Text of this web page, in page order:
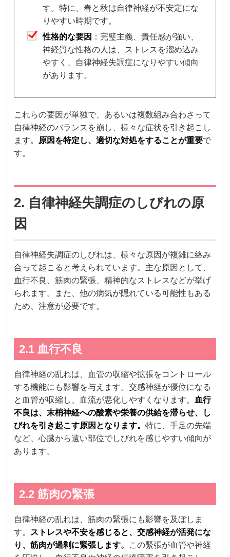
す。特に、春と秋は自律神経が不安定にな
りやすい時期です。
性格的な要因 ：完璧主義、責任感が強い、
神経質な性格の人は、ストレスを溜め込み
やすく、自律神経失調症になりやすい傾向
があります。
これらの要因が単独で、あるいは複数組み合わさって
自律神経のバランスを崩し、様々な症状を引き起こし
ます。
原因を特定し、適切な対処をすることが重要で
す。
2. 自律神経失調症のしびれの原
因
自律神経失調症のしびれは、様々な原因が複雑に絡み
合って起こると考えられています。主な原因として、
血行不良、筋肉の緊張、精神的なストレスなどが挙げ
られます。また、他の病気が隠れている可能性もある
ため、注意が必要です。
2.1 血行不良
自律神経の乱れは、血管の収縮や拡張をコントロール
する機能にも影響を与えます。交感神経が優位になる
と血管が収縮し、血流が悪化しやすくなります。
血行
不良は、末梢神経への酸素や栄養の供給を滞らせ、し
びれを引き起こす原因となります。特に、手足の先端
など、心臓から遠い部位でしびれを感じやすい傾向が
あります。
2.2 筋肉の緊張
自律神経の乱れは、筋肉の緊張にも影響を及ぼしま
す。
ストレスや不安を感じると、交感神経が活発にな
り、筋肉が過剰に緊張します。
この緊張が血管や神経